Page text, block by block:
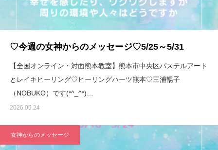
♡今週の女神からのメッセージ♡5/25～5/31
【全国オンライン・対面熊本教室】熊本市中央区パステルアート
とレイキヒーリング♡ヒーリングハーツ熊本♡三浦暢子
（NOBUKO）です(*^_^*)…
2026.05.24
女神からのメッセージ